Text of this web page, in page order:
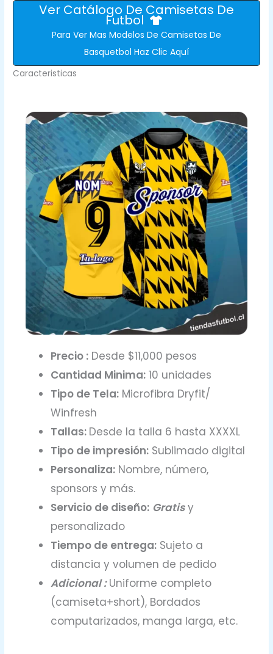
Ver Catálogo De Camisetas De
Futbol
Para Ver Mas Modelos De Camisetas De
Basquetbol Haz Clic Aquí
Caracteristicas
Precio :Desde $11,000 pesos
Cantidad Minima:10 unidades
Tipo de Tela:Microfibra Dryfit/
Winfresh
Tallas: Desde la talla 6 hasta XXXXL
Tipo de impresión:Sublimado digital
Personaliza:Nombre, número,
sponsors y más.
Servicio de diseño: Gratisy
personalizado
Tiempo de entrega:Sujeto a
distancia y volumen de pedido
Adicional :Uniforme completo
(camiseta+short), Bordados
computarizados, manga larga, etc.